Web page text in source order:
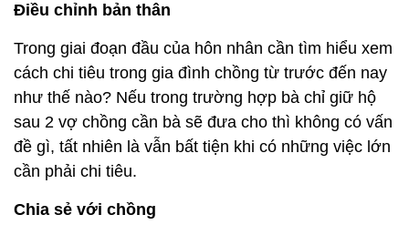
Điều chỉnh bản thân
Trong giai đoạn đầu của hôn nhân cần tìm hiểu xem
cách chi tiêu trong gia đình chồng từ trước đến nay
như thế nào? Nếu trong trường hợp bà chỉ giữ hộ
sau 2 vợ chồng cần bà sẽ đưa cho thì không có vấn
đề gì, tất nhiên là vẫn bất tiện khi có những việc lớn
cần phải chi tiêu.
Chia sẻ với chồng